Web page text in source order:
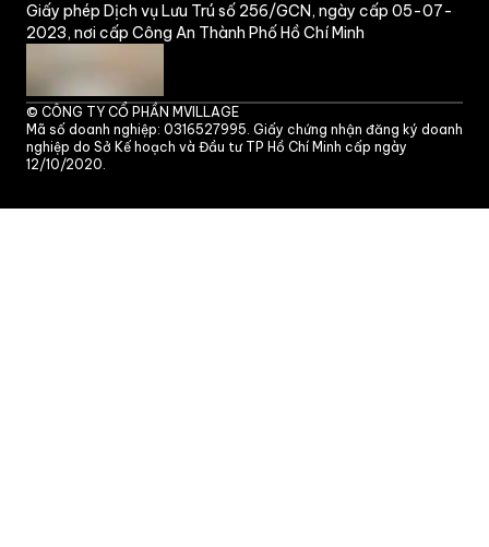
Giấy phép Dịch vụ Lưu Trú số 256/GCN, ngày cấp 05-07-
2023, nơi cấp Công An Thành Phố Hồ Chí Minh
© CÔNG TY CỔ PHẦN MVILLAGE
Mã số doanh nghiệp: 0316527995. Giấy chứng nhận đăng ký doanh
nghiệp do Sở Kế hoạch và Đầu tư TP Hồ Chí Minh cấp ngày
12/10/2020.